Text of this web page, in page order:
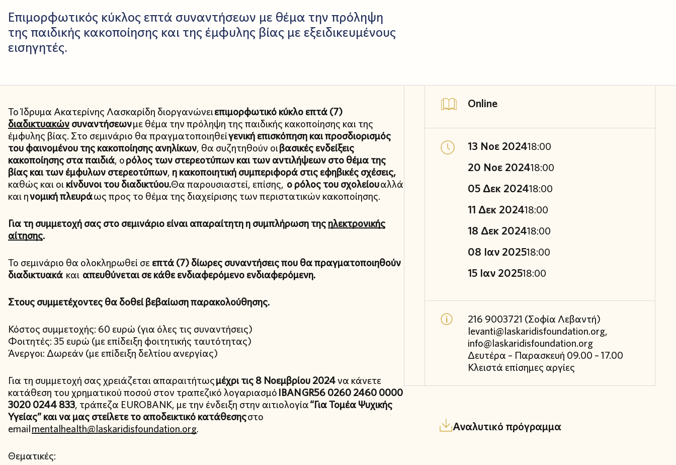
Επιμορφωτικός κύκλος επτά συναντήσεων με θέμα την πρόληψη
της παιδικής κακοποίησης και της έμφυλης βίας με εξειδικευμένους
εισηγητές.
Το Ίδρυμα Ακατερίνης Λασκαρίδη διοργανώνειεπιμορφωτικό κύκλο επτά (7)
διαδικτυακώνσυναντήσεωνμε θέμα την πρόληψη της παιδικής κακοποίησης και της
έμφυλης βίας. Στο σεμινάριο θα πραγματοποιηθείγενική επισκόπηση και προσδιορισμός
του φαινομένου της κακοποίησης ανηλίκων, θα συζητηθούν οιβασικές ενδείξεις
κακοποίησης στα παιδιά, ορόλος των στερεοτύπων και των αντιλήψεων στο θέμα της
βίας και των έμφυλων στερεοτύπων, η κακοποιητική συμπεριφορά στις εφηβικές σχέσεις,
καθώς και οικίνδυνοι του διαδικτύου.Θα παρουσιαστεί, επίσης, ο ρόλος του σχολείουαλλά
και ηνομική πλευράως προς το θέμα της διαχείρισης των περιστατικών κακοποίησης.
Για τη συμμετοχή σας στο σεμινάριο είναι απαραίτητη η συμπλήρωση τηςηλεκτρονικής
αίτησης.
Το σεμινάριο θα ολοκληρωθεί σεεπτά (7) δίωρες συναντήσεις που θα πραγματοποιηθούν
διαδικτυακά και απευθύνεται σε κάθε ενδιαφερόμενο ενδιαφερόμενη.
Στους συμμετέχοντες θα δοθεί βεβαίωση παρακολούθησης.
Κόστος συμμετοχής: 60 ευρώ (για όλες τις συναντήσεις)
Φοιτητές: 35 ευρώ (με επίδειξη φοιτητικής ταυτότητας)
Άνεργοι: Δωρεάν (με επίδειξη δελτίου ανεργίας)
Για τη συμμετοχή σας χρειάζεται απαραιτήτωςμέχρι τις 8 Νοεμβρίου 2024να κάνετε
κατάθεση του χρηματικού ποσού στον τραπεζικό λογαριασμόIBAN GR56 0260 2460 0000
3020 0244 833, τράπεζα EUROBANK, με την ένδειξη στην αιτιολογία“Για Τομέα Ψυχικής
Υγείας”και να μας στείλετε το αποδεικτικό κατάθεσηςστο
emailmentalhealth@laskaridisfoundation.org.
Θεματικές:
Online
13 Νοε 202418:00
20 Νοε 202418:00
05 Δεκ 202418:00
11 Δεκ 202418:00
18 Δεκ 202418:00
08 Ιαν 202518:00
15 Ιαν 202518:00
216 9003721 (Σοφία Λεβαντή)
levanti@laskaridisfoundation.org,
info@laskaridisfoundation.org
Δευτέρα – Παρασκευή 09.00 – 17.00
Κλειστά επίσημες αργίες
Αναλυτικό πρόγραμμα